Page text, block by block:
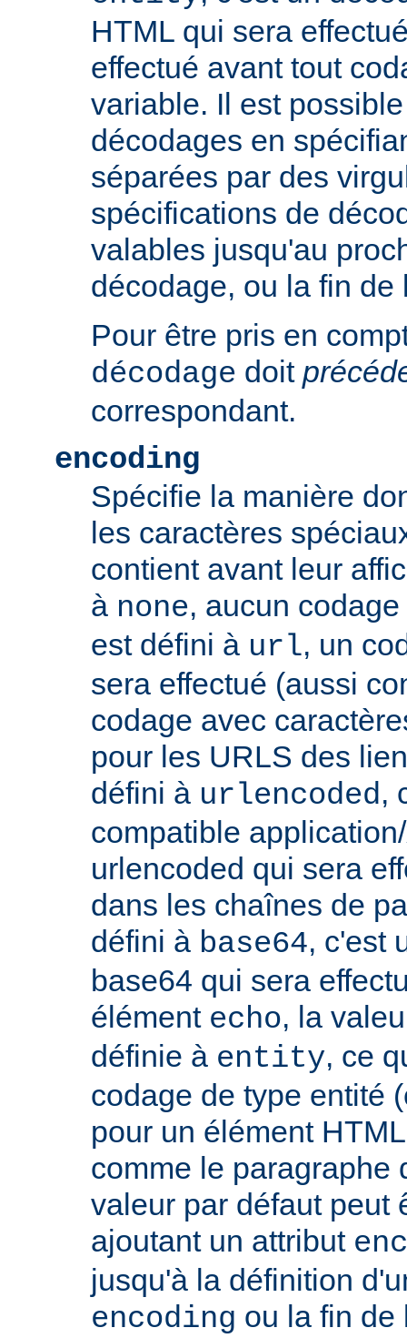
HTML qui sera
effectué avant tout
variable. Il est
décodages en
séparées par des
spécifications de
valables jusqu'au
décodage, ou la fin de
Pour être pris en
décodage doit
correspondant.
encoding
Spécifie la manière
les caractères
contient avant leur
à none, aucun
est défini à url, un
sera effectué (aussi
codage avec
pour les URLS des
défini à urlencoded,
compatible
urlencoded qui sera
dans les chaînes de
défini à base64, c'est
base64 qui sera
élément echo, la
définie à entity, ce
codage de type entité
pour un élément
comme le paragraphe
valeur par défaut peut
ajoutant un attribut
jusqu'à la définition
encoding ou la fin de